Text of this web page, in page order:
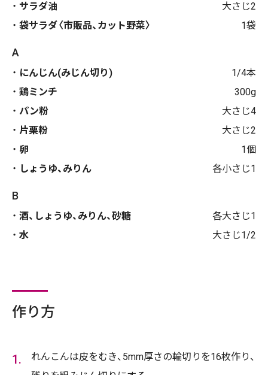
サラダ油
大さじ2
袋サラダ〈市販品、カット野菜〉
1袋
A
にんじん(みじん切り)
1/4本
鶏ミンチ
300g
パン粉
大さじ4
片栗粉
大さじ2
卵
1個
しょうゆ、みりん
各小さじ1
B
酒、しょうゆ、みりん、砂糖
各大さじ1
水
大さじ1/2
作り方
れんこんは皮をむき、5mm厚さの輪切りを16枚作り、